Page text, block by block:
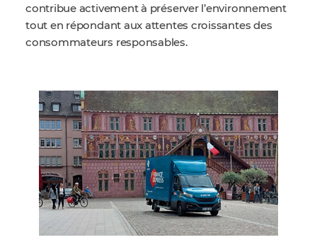
contribue activement à préserver l’environnement
tout en répondant aux attentes croissantes des
consommateurs responsables.